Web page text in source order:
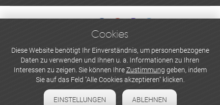
WERBEN UND INSERIEREN
Newsletter abonnieren
Datenschutzerklärung
Cookie-Einstellungen
Cookies
Diese Website benötigt Ihr Einverständnis, um personenbezogene
Daten zu verwenden und Ihnen u. a. Informationen zu Ihren
Interessen zu zeigen. Sie können IhreZustimmung geben, indem
Sie auf das Feld "Alle Cookies akzeptieren" klicken.
EINSTELLUNGEN ABLEHNEN